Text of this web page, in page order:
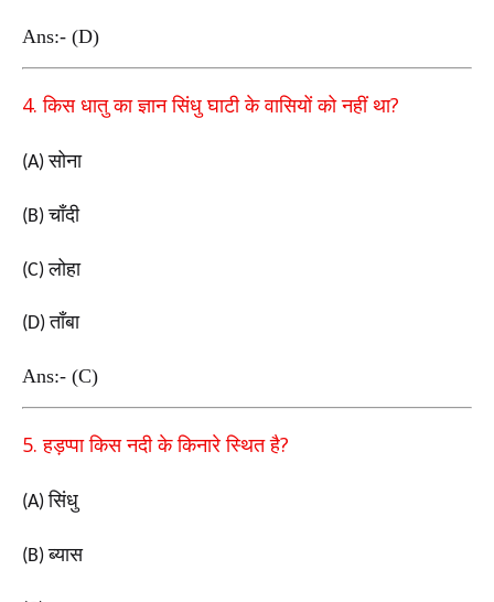
Ans:- (D)
4.किस धातु का ज्ञान सिंधु घाटी के वासियों को नहीं था?
(A)सोना
(B)चाँदी
(C)लोहा
(D)ताँबा
Ans:- (C)
5.हड़प्पा किस नदी के किनारे स्थित है?
(A)सिंधु
(B)ब्यास